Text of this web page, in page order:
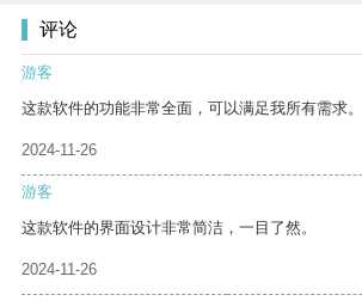
评论
游客
这款软件的功能非常全面，可以满足我所有需求。
2024-11-26
游客
这款软件的界面设计非常简洁，一目了然。
2024-11-26